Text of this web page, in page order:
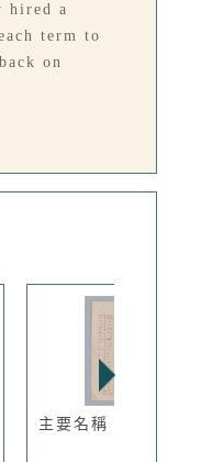
hired a
term to
on
主要名稱：秋柳